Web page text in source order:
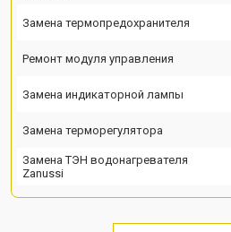
Замена термопредохранителя
Ремонт модуля управления
Замена индикаторной лампы
Замена терморегулятора
Замена ТЭН водонагревателя
Zanussi